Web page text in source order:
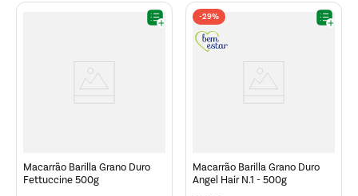
Macarrão Barilla Grano Duro
Fettuccine 500g
-29%
Macarrão Barilla Grano Duro
Angel Hair N.1 - 500g